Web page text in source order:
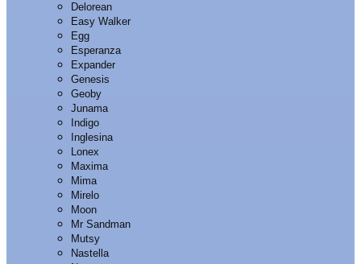
Delorean
Easy Walker
Egg
Esperanza
Expander
Genesis
Geoby
Junama
Indigo
Inglesina
Lonex
Maxima
Mima
Mirelo
Moon
Mr Sandman
Mutsy
Nastella